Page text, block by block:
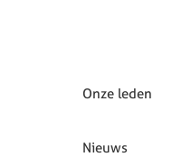
Onze leden
Nieuws